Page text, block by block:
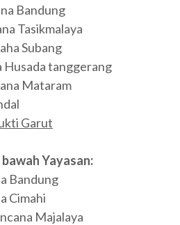
Bandung
Tasikmalaya
Subang
tanggerang
Mataram
Garut
Yayasan:
Bandung
Cimahi
Majalaya